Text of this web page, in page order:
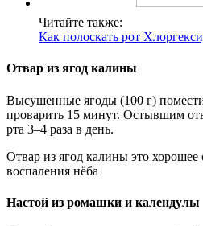
Читайте также:
Как полоскать рот
Отвар из ягод калины
Высушенные ягоды (100 г)
проварить 15 минут. Остывшим
рта 3–4 раза в день.
Отвар из ягод калины это хорошее
воспаления нёба
Настой из ромашки и календулы